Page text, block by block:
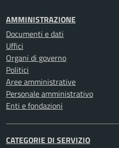
AMMINISTRAZIONE
Documenti e dati
Uffici
Organi di governo
Politici
Aree amministrative
Personale amministrativo
Enti e fondazioni
CATEGORIE DI SERVIZIO